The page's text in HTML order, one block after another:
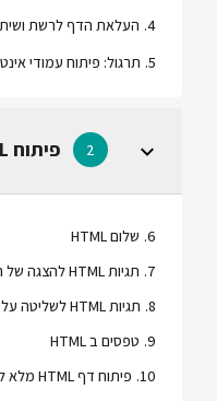
4
. העלאת הדף לרשת
5
. תרגול: פיתוח עמודי
2 פיתוח HTML
6
. שלום HTML
7
. תגיות HTML להצגה של תוכן
8
. תגיות HTML לשליטה על מבנה העמוד
9
. טפסים ב HTML
10
. פיתוח דף HTML מלא לאתר